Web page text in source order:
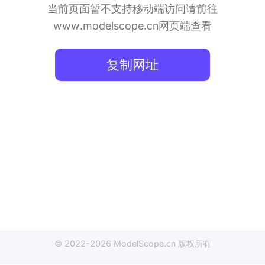
当前页面暂不支持移动端访问请前往
www.modelscope.cn网页端查看
复制网址
© 2022-2026 ModelScope.cn 版权所有